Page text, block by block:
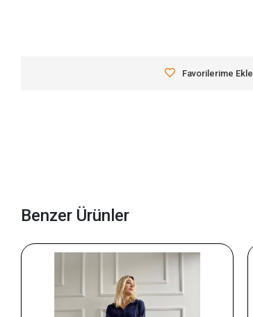
Favorilerime Ekle
Benzer Ürünler